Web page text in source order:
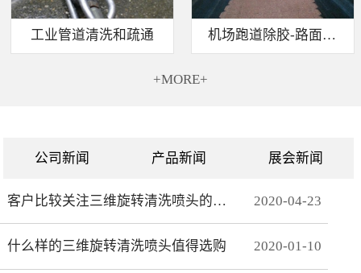
工业管道清洗和疏通 机场跑道除胶-路面标线清除
+MORE+
公司新闻 产品新闻 展会新闻
客户比较关注三维旋转清洗喷头的哪些方面 2020-04-23
什么样的三维旋转清洗喷头值得选购 2020-01-10